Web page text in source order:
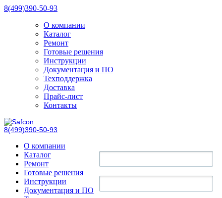
8(499)390-50-93
О компании
Каталог
Ремонт
Готовые решения
Инструкции
Документация и ПО
Техподдержка
Доставка
Прайс-лист
Контакты
8(499)390-50-93
О компании
Каталог
Ремонт
Готовые решения
Инструкции
Документация и ПО